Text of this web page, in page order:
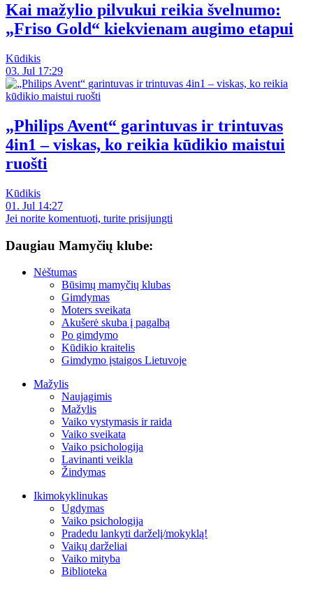
Kai mažylio pilvukui reikia švelnumo:
„Friso Gold“ kiekvienam augimo etapui
Kūdikis
03. Jul 17:29
„Philips Avent“ garintuvas ir trintuvas
4in1 – viskas, ko reikia kūdikio maistui
ruošti
Kūdikis
01. Jul 14:27
Jei norite komentuoti, turite prisijungti
Daugiau Mamyčių klube:
Nėštumas
Būsimų mamyčių klubas
Gimdymas
Moters sveikata
Akušerė skuba į pagalbą
Po gimdymo
Kūdikio kraitelis
Gimdymo įstaigos Lietuvoje
Mažylis
Naujagimis
Mažylis
Vaiko vystymasis ir raida
Vaiko sveikata
Vaiko psichologija
Lavinanti veikla
Žindymas
Ikimokyklinukas
Ugdymas
Vaiko psichologija
Pradedu lankyti darželį/mokyklą!
Vaikų darželiai
Vaiko mityba
Biblioteka